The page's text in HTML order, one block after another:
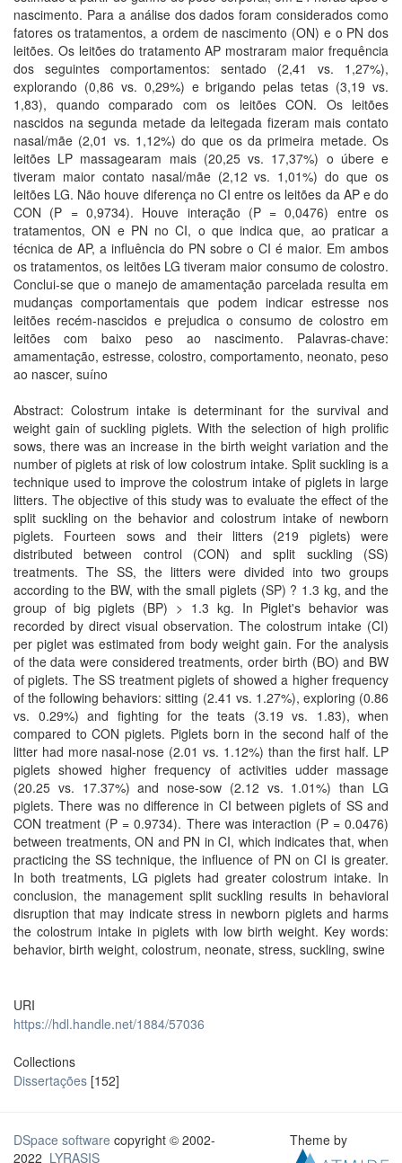
nascimento. Para a análise dos dados foram considerados como
fatores os tratamentos, a ordem de nascimento (ON) e o PN dos
leitões. Os leitões do tratamento AP mostraram maior frequência
dos seguintes comportamentos: sentado (2,41 vs. 1,27%),
explorando (0,86 vs. 0,29%) e brigando pelas tetas (3,19 vs.
1,83), quando comparado com os leitões CON. Os leitões
nascidos na segunda metade da leitegada fizeram mais contato
nasal/mãe (2,01 vs. 1,12%) do que os da primeira metade. Os
leitões LP massagearam mais (20,25 vs. 17,37%) o úbere e
tiveram maior contato nasal/mãe (2,12 vs. 1,01%) do que os
leitões LG. Não houve diferença no CI entre os leitões da AP e do
CON (P = 0,9734). Houve interação (P = 0,0476) entre os
tratamentos, ON e PN no CI, o que indica que, ao praticar a
técnica de AP, a influência do PN sobre o CI é maior. Em ambos
os tratamentos, os leitões LG tiveram maior consumo de colostro.
Conclui-se que o manejo de amamentação parcelada resulta em
mudanças comportamentais que podem indicar estresse nos
leitões recém-nascidos e prejudica o consumo de colostro em
leitões com baixo peso ao nascimento. Palavras-chave:
amamentação, estresse, colostro, comportamento, neonato, peso
ao nascer, suíno
Abstract: Colostrum intake is determinant for the survival and
weight gain of suckling piglets. With the selection of high prolific
sows, there was an increase in the birth weight variation and the
number of piglets at risk of low colostrum intake. Split suckling is a
technique used to improve the colostrum intake of piglets in large
litters. The objective of this study was to evaluate the effect of the
split suckling on the behavior and colostrum intake of newborn
piglets. Fourteen sows and their litters (219 piglets) were
distributed between control (CON) and split suckling (SS)
treatments. The SS, the litters were divided into two groups
according to the BW, with the small piglets (SP) ? 1.3 kg, and the
group of big piglets (BP) > 1.3 kg. In Piglet's behavior was
recorded by direct visual observation. The colostrum intake (CI)
per piglet was estimated from body weight gain. For the analysis
of the data were considered treatments, order birth (BO) and BW
of piglets. The SS treatment piglets of showed a higher frequency
of the following behaviors: sitting (2.41 vs. 1.27%), exploring (0.86
vs. 0.29%) and fighting for the teats (3.19 vs. 1.83), when
compared to CON piglets. Piglets born in the second half of the
litter had more nasal-nose (2.01 vs. 1.12%) than the first half. LP
piglets showed higher frequency of activities udder massage
(20.25 vs. 17.37%) and nose-sow (2.12 vs. 1.01%) than LG
piglets. There was no difference in CI between piglets of SS and
CON treatment (P = 0.9734). There was interaction (P = 0.0476)
between treatments, ON and PN in CI, which indicates that, when
practicing the SS technique, the influence of PN on CI is greater.
In both treatments, LG piglets had greater colostrum intake. In
conclusion, the management split suckling results in behavioral
disruption that may indicate stress in newborn piglets and harms
the colostrum intake in piglets with low birth weight. Key words:
behavior, birth weight, colostrum, neonate, stress, suckling, swine
URI
https://hdl.handle.net/1884/57036
Collections
Dissertações [152]
DSpace software copyright © 2002-
2022 LYRASIS
Theme by